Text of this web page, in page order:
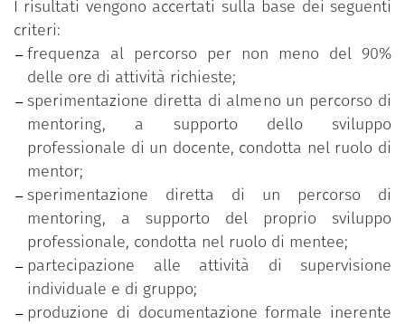
I risultati vengono accertati sulla base dei seguenti
criteri:
frequenza al percorso per non meno del 90%
delle ore di attività richieste;
sperimentazione diretta di almeno un percorso di
mentoring, a supporto dello sviluppo
professionale di un docente, condotta nel ruolo di
mentor;
sperimentazione diretta di un percorso di
mentoring, a supporto del proprio sviluppo
professionale, condotta nel ruolo di mentee;
partecipazione alle attività di supervisione
individuale e di gruppo;
produzione di documentazione formale inerente